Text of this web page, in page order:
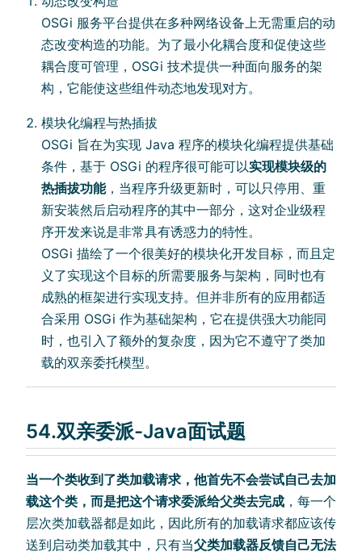
OSGi 服务平台提供在多种网络设备上无需重启的动
态改变构造的功能。为了最小化耦合度和促使这些
耦合度可管理，OSGi 技术提供一种面向服务的架
构，它能使这些组件动态地发现对方。
模块化编程与热插拔
OSGi 旨在为实现 Java 程序的模块化编程提供基础
条件，基于 OSGi 的程序很可能可以实现模块级的
热插拔功能，当程序升级更新时，可以只停用、重
新安装然后启动程序的其中一部分，这对企业级程
序开发来说是非常具有诱惑力的特性。
OSGi 描绘了一个很美好的模块化开发目标，而且定
义了实现这个目标的所需要服务与架构，同时也有
成熟的框架进行实现支持。但并非所有的应用都适
合采用 OSGi 作为基础架构，它在提供强大功能同
时，也引入了额外的复杂度，因为它不遵守了类加
载的双亲委托模型。
54.双亲委派-Java面试题
当一个类收到了类加载请求，他首先不会尝试自己去加
载这个类，而是把这个请求委派给父类去完成 ，每一个
层次类加载器都是如此，因此所有的加载请求都应该传
送到启动类加载其中，只有当父类加载器反馈自己无法